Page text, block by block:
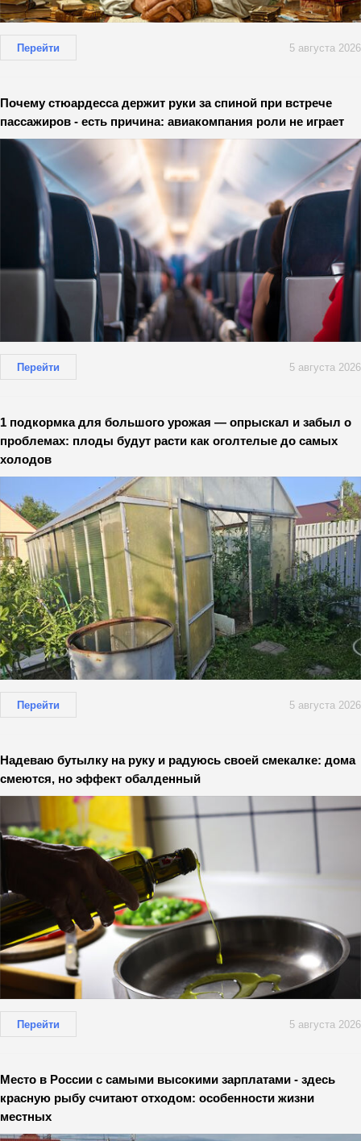
Перейти 5 августа 2026
Почему стюардесса держит руки за спиной при встрече
пассажиров - есть причина: авиакомпания роли не играет
Перейти 5 августа 2026
1 подкормка для большого урожая — опрыскал и забыл о
проблемах: плоды будут расти как оголтелые до самых
холодов
Перейти 5 августа 2026
Надеваю бутылку на руку и радуюсь своей смекалке: дома
смеются, но эффект обалденный
Перейти 5 августа 2026
Место в России с самыми высокими зарплатами - здесь
красную рыбу считают отходом: особенности жизни
местных